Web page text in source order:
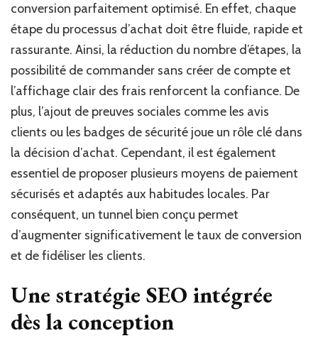
conversion parfaitement optimisé. En effet, chaque
étape du processus d’achat doit être fluide, rapide et
rassurante. Ainsi, la réduction du nombre d’étapes, la
possibilité de commander sans créer de compte et
l’affichage clair des frais renforcent la confiance. De
plus, l’ajout de preuves sociales comme les avis
clients ou les badges de sécurité joue un rôle clé dans
la décision d’achat. Cependant, il est également
essentiel de proposer plusieurs moyens de paiement
sécurisés et adaptés aux habitudes locales. Par
conséquent, un tunnel bien conçu permet
d’augmenter significativement le taux de conversion
et de fidéliser les clients.
Une stratégie SEO intégrée
dès la conception